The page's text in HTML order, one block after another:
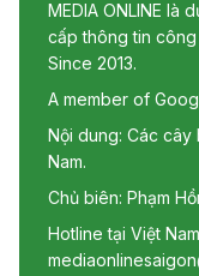
MEDIA ONLINE là
cấp thông tin
Since 2013.
A member of
Nội dung: Các
Nam.
Chủ biên: Phạm
Hotline tại Việt